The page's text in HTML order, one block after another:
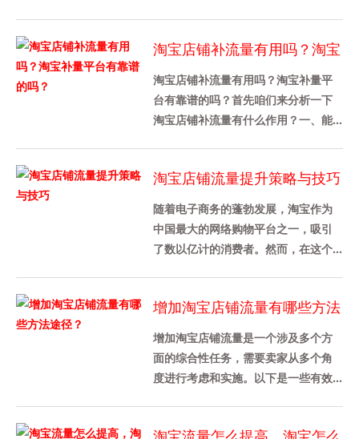
卖......
淘宝店铺补流量有用吗？淘宝
补量平台有靠谱的吗？
淘宝店铺补流量有用吗？淘宝补量平
台有靠谱的吗？首先咱们来分析一下
淘宝店铺补流量有什么作用？一、能
淘宝店铺流量提升策略与技巧
随着电子商务的蓬勃发展，淘宝作为
中国最大的网络购物平台之一，吸引
了数以亿计的消费者。然而，在这个
心......
增加淘宝店铺流量有哪些方法
途径？
增加淘宝店铺流量是一个涉及多个方
面的综合性任务，需要卖家从多个角
度进行考虑和实施。以下是一些有效